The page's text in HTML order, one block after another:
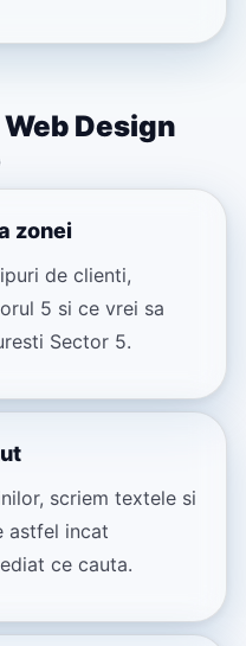
Design
zonei
de clienti,
5 si ce vrei sa
Sector 5.
scriem textele si
astfel incat
ce cauta.